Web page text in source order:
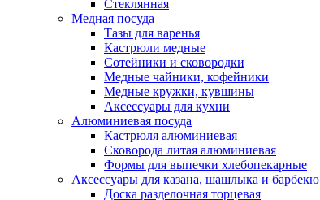
Стеклянная
Медная посуда
Тазы для варенья
Кастрюли медные
Сотейники и сковородки
Медные чайники, кофейники
Медные кружки, кувшины
Аксессуары для кухни
Алюминиевая посуда
Кастрюля алюминиевая
Сковорода литая алюминиевая
Формы для выпечки хлебопекарные
Аксессуары для казана, шашлыка и барбекю
Доска разделочная торцевая